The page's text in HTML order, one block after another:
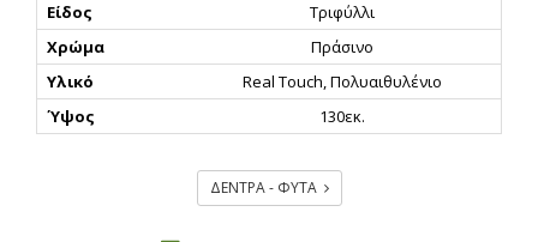
Είδος
Τριφύλλι
Χρώμα
Πράσινο
Υλικό
Real Touch, Πολυαιθυλένιο
Ύψος
130εκ.
ΔΕΝΤΡΑ - ΦΥΤΑ